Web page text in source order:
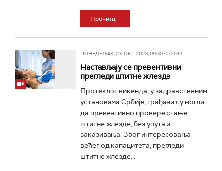
Прочитај
ПОНЕДЕЉАК, 23. ОКТ 2023, 09:30 -> 09:39
Настављају се превентивни
прегледи штитне жлезде
Протеклог викенда, у задравственим
установама Србије, грађани су могли
да превентивно провере стање
штитне жлезде, без упута и
заказивања. Због интересовања
већег од капацитета, прегледи
штитне жлезде...